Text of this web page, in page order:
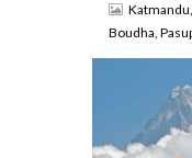
Boudha,